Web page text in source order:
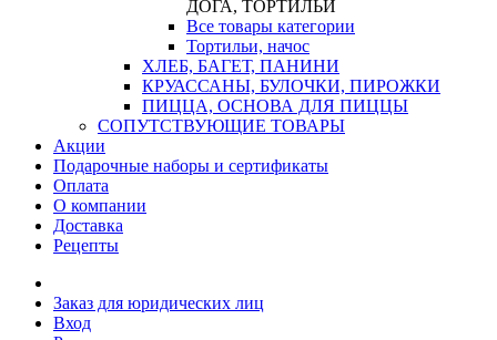
ДОГА, ТОРТИЛЬИ
Все товары категории
Тортильи, начос
ХЛЕБ, БАГЕТ, ПАНИНИ
КРУАССАНЫ, БУЛОЧКИ, ПИРОЖКИ
ПИЦЦА, ОСНОВА ДЛЯ ПИЦЦЫ
СОПУТСТВУЮЩИЕ ТОВАРЫ
Акции
Подарочные наборы и сертификаты
Оплата
О компании
Доставка
Рецепты
Заказ для юридических лиц
Вход